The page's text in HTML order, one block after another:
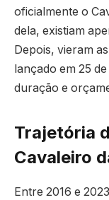
oficialmente o
dela, existiam
Depois, vieram
lançado em 25
duração e
Trajetória
Cavaleiro
Entre 2016 e